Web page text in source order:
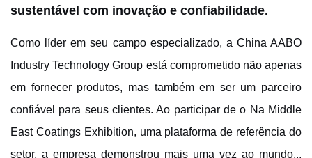
sustentável com inovação e confiabilidade.
Como líder em seu campo especializado, a China AABO
Industry Technology Group está comprometido não apenas
em fornecer produtos, mas também em ser um parceiro
confiável para seus clientes. Ao participar deo Na Middle
East Coatings Exhibition, uma plataforma de referência do
setor, a empresa demonstrou mais uma vez ao mundo...